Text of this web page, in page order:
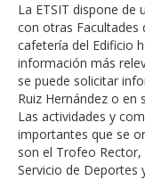
La ETSIT dispone
con otras Facultades
cafetería del Edificio
información más
se puede solicitar
Ruiz Hernández o en
Las actividades y
importantes que se
son el Trofeo
Servicio de Deportes